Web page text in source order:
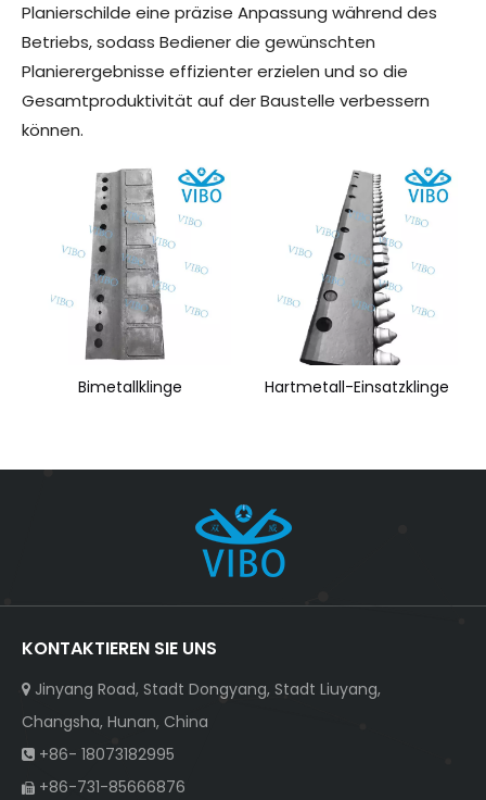
Planierschilde eine präzise Anpassung während des
Betriebs, sodass Bediener die gewünschten
Planierergebnisse effizienter erzielen und so die
Gesamtproduktivität auf der Baustelle verbessern
können.
Bimetallklinge Hartmetall-Einsatzklinge
KONTAKTIEREN SIE UNS
 Jinyang Road, Stadt Dongyang, Stadt Liuyang,
Changsha, Hunan, China
 +86- 18073182995
 +86-731-85666876